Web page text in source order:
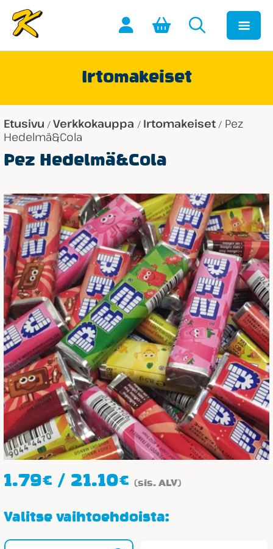
Irtomakeiset
Etusivu / Verkkokauppa / Irtomakeiset / Pez
Hedelmä&Cola
Pez Hedelmä&Cola
1.79€ / 21.10€Hintaluokka:
-
21.10€
(sis. ALV)
Valitse vaihtoehdoista: